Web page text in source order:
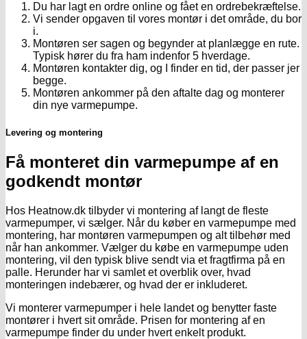
Du har lagt en ordre online og fået en ordrebekræftelse.
Vi sender opgaven til vores montør i det område, du bor
i.
Montøren ser sagen og begynder at planlægge en rute.
Typisk hører du fra ham indenfor 5 hverdage.
Montøren kontakter dig, og I finder en tid, der passer jer
begge.
Montøren ankommer på den aftalte dag og monterer
din nye varmepumpe.
Levering og montering
Få monteret din varmepumpe af en
godkendt montør
Hos Heatnow.dk tilbyder vi montering af langt de fleste
varmepumper, vi sælger. Når du køber en varmepumpe med
montering, har montøren varmepumpen og alt tilbehør med
når han ankommer. Vælger du købe en varmepumpe uden
montering, vil den typisk blive sendt via et fragtfirma på en
palle. Herunder har vi samlet et overblik over, hvad
monteringen indebærer, og hvad der er inkluderet.
Vi monterer varmepumper i hele landet og benytter faste
montører i hvert sit område. Prisen for montering af en
varmepumpe finder du under hvert enkelt produkt.